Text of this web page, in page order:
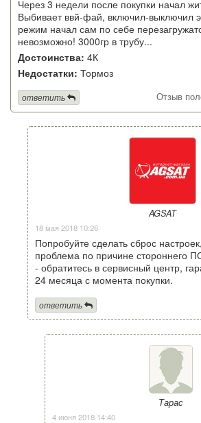
Через 3 недели после покупки начал
Выбивает ввй-фай, включил-выключил
режим начал сам по себе
невозможно! 3000гр в трубу...
Достоинства: 4К
Недостатки: Тормоз
Отзыв
ответить
AGSAT
18 мая 2018 10:26
Попробуйте сделать сброс
проблема по причине стороннего
- обратитесь в сервисный центр,
24 месяца с момента покупки.
ответить
Тарас
4 июня 2018 14:40